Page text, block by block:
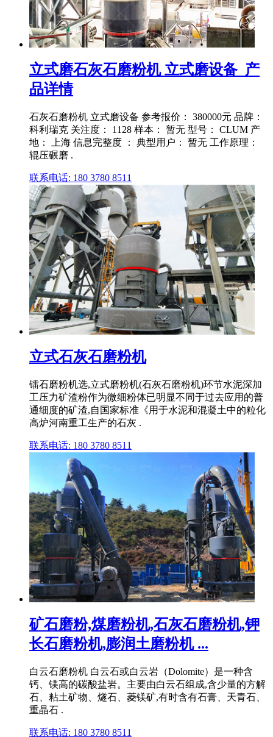
立式磨石灰石磨粉机 立式磨设备_产
品详情
石灰石磨粉机 立式磨设备 参考报价： 380000元 品牌：
科利瑞克 关注度： 1128 样本： 暂无 型号： CLUM 产
地： 上海 信息完整度 ： 典型用户： 暂无 工作原理：
辊压碾磨 .
联系电话: 180 3780 8511
立式石灰石磨粉机
镭石磨粉机选,立式磨粉机(石灰石磨粉机)环节水泥深加
工压力矿渣粉作为微细粉体已明显不同于过去应用的普
通细度的矿渣,自国家标准《用于水泥和混凝土中的粒化
高炉河南重工生产的石灰 .
联系电话: 180 3780 8511
矿石磨粉,煤磨粉机,石灰石磨粉机,钾
长石磨粉机,膨润土磨粉机 ...
白云石磨粉机 白云石或白云岩（Dolomite）是一种含
钙、镁高的碳酸盐岩。主要由白云石组成,含少量的方解
石、粘土矿物、燧石、菱镁矿,有时含有石膏、天青石、
重晶石 .
联系电话: 180 3780 8511